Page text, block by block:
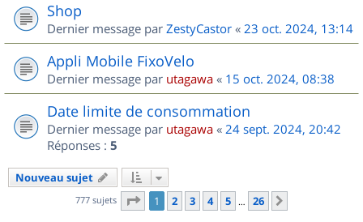
Shop
Dernier message par ZestyCastor « 23 oct. 2024, 13:14
Appli Mobile FixoVelo
Dernier message par utagawa « 15 oct. 2024, 08:38
Date limite de consommation
Dernier message par utagawa « 24 sept. 2024, 20:42
Réponses : 5
Nouveau sujet
777 sujets Page 1sur
1 2 3 4 5 … 26